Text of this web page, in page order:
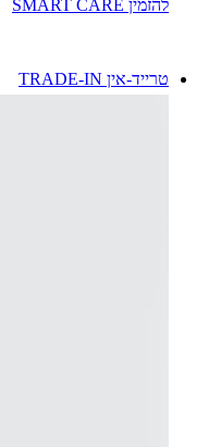
להזמין SMART CARE
טרייד-אין TRADE-IN